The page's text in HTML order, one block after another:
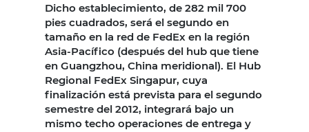
Dicho establecimiento, de 282 mil 700
pies cuadrados, será el segundo en
tamaño en la red de FedEx en la región
Asia-Pacífico (después del hub que tiene
en Guangzhou, China meridional). El Hub
Regional FedEx Singapur, cuya
finalización está prevista para el segundo
semestre del 2012, integrará bajo un
mismo techo operaciones de entrega y